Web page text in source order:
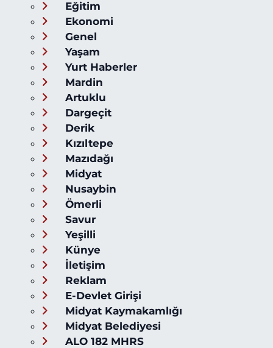
Eğitim
Ekonomi
Genel
Yaşam
Yurt Haberler
Mardin
Artuklu
Dargeçit
Derik
Kızıltepe
Mazıdağı
Midyat
Nusaybin
Ömerli
Savur
Yeşilli
Künye
İletişim
Reklam
E-Devlet Girişi
Midyat Kaymakamlığı
Midyat Belediyesi
ALO 182 MHRS